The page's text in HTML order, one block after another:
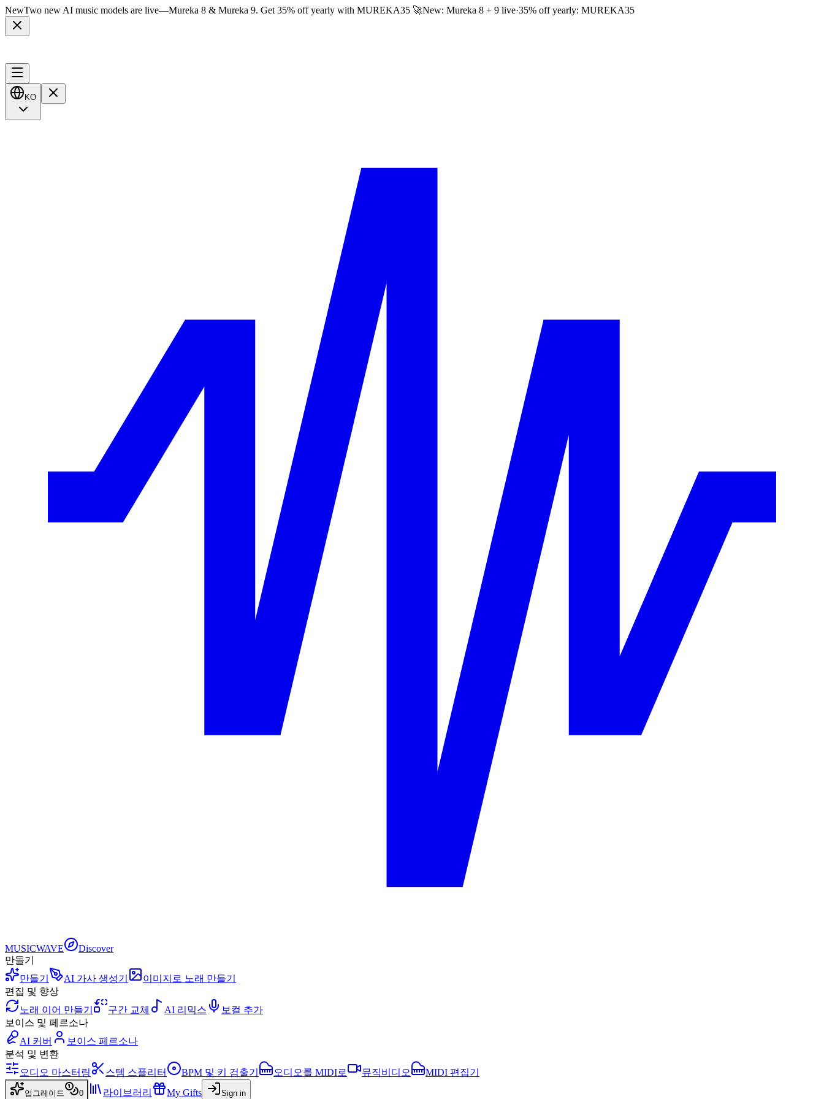
NewTwo new AI music models are live—Mureka 8 & Mureka 9. Get 35% off yearly with MUREKA35 🚀New: Mureka 8 + 9 live·35% off yearly: MUREKA35
KO
MUSICWAVE
Discover
만들기
만들기
AI 가사 생성기
이미지로 노래 만들기
편집 및 향상
노래 이어 만들기
구간 교체 AI 리믹스
보컬 추가
보이스 및 페르소나
AI 커버
보이스 페르소나
분석 및 변환
오디오 마스터링
스템 스플리터 BPM 및 키 검출기 오디오를 MIDI로 뮤직비디오 MIDI 편집기
업그레이드 0 라이브러리 My Gifts Sign in